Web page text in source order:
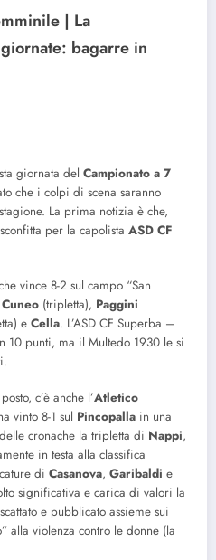
| La
bagarre in
giornata del Campionato a 7
che i colpi di scena saranno
La prima notizia è che,
per la capolista ASD CF
vince 8-2 sul campo “San
Cuneo (tripletta), Paggini
e Cella. L’ASD CF Superba –
10 punti, ma il Multedo 1930 le si
c’è anche l’Atletico
vinto 8-1 sul Pincopalla in una
cronache la tripletta di Nappi,
in testa alla classifica
di Casanova, Garibaldi e
significativa e carica di valori la
e pubblicato assieme sui
alla violenza contro le donne (la